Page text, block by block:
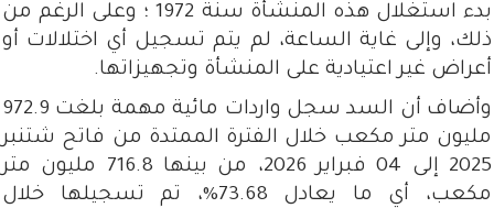
بدء استغلال هذه المنشأة سنة 1972 ؛ وعلى الرغم من
ذلك، وإلى غاية الساعة، لم يتم تسجيل أي اختلالات أو
أعراض غير اعتيادية على المنشأة وتجهيزاتها.
وأضاف أن السد سجل واردات مائية مهمة بلغت 972.9
مليون متر مكعب خلال الفترة الممتدة من فاتح شتنبر
2025 إلى 04 فبراير 2026، من بينها 716.8 مليون متر
مكعب، أي ما يعادل 73.68%، تم تسجيلها خلال